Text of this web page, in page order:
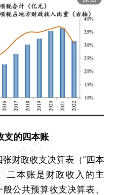
支的四本账
财政收支决算表（“四本
二本账是财政收入的主
公共预算收支决算表、